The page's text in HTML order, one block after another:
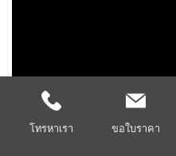
โทรหาเรา ขอใบราคา